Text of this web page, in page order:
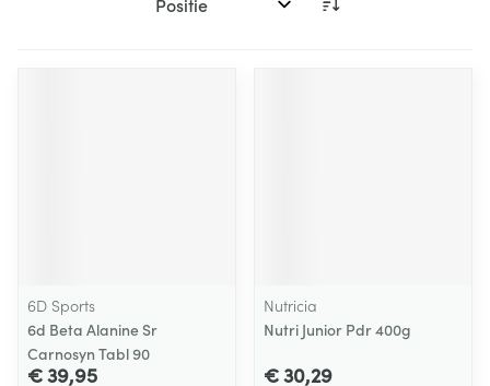
Sorteer op:
6D Sports
6d Beta Alanine Sr
Carnosyn Tabl 90
€ 39,95
Nutricia
Nutri Junior Pdr 400g
€ 30,29